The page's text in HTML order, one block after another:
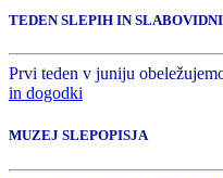
TEDEN SLEPIH IN
Prvi teden v juniju
in dogodki
MUZEJ SLEPOPISJA